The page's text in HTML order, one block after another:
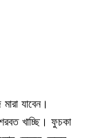
যাবেন।
খাচ্ছি। ফুচকা